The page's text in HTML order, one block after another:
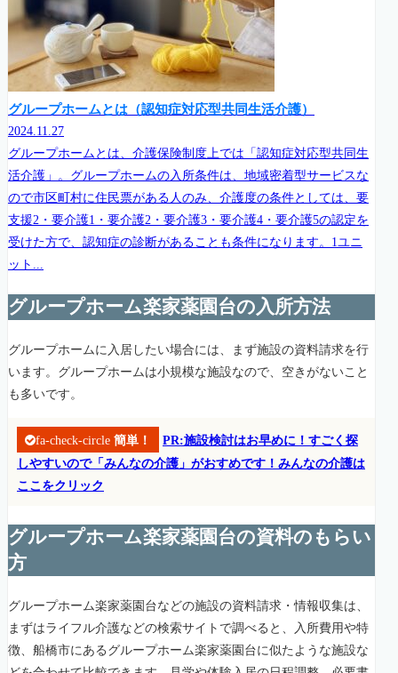
グループホームとは（認知症対応型共同生活介護）
2024.11.27
グループホームとは、介護保険制度上では「認知症対応型共同生
活介護」。グループホームの入所条件は、地域密着型サービスな
ので市区町村に住民票がある人のみ、介護度の条件としては、要
支援2・要介護1・要介護2・要介護3・要介護4・要介護5の認定を
受けた方で、認知症の診断があることも条件になります。1ユニ
ット...
グループホーム楽家薬園台の入所方法
グループホームに入居したい場合には、まず施設の資料請求を行
います。グループホームは小規模な施設なので、空きがないこと
も多いです。
fa-check-circle 簡単！
PR:施設検討はお早めに！すごく探
しやすいので「みんなの介護」がおすめです！みんなの介護は
ここをクリック
グループホーム楽家薬園台の資料のもらい
方
グループホーム楽家薬園台などの施設の資料請求・情報収集は、
まずはライフル介護などの検索サイトで調べると、入所費用や特
徴、船橋市にあるグループホーム楽家薬園台に似たような施設な